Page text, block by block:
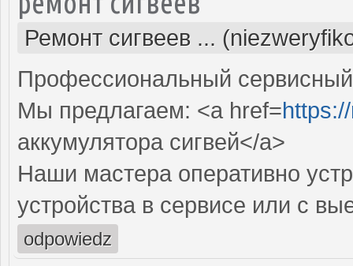
Ремонт сигвеев ...
Профессиональный
Мы предлагаем: <a href=
аккумулятора сигвей</a>
Наши мастера оперативно
устройства в сервисе или с
odpowiedz